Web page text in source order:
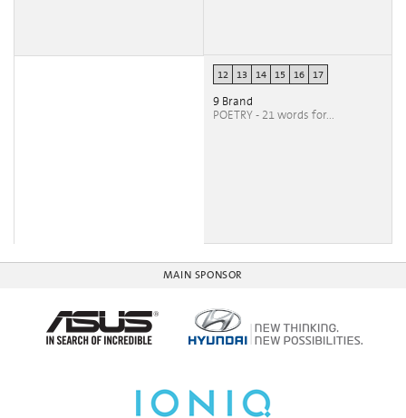
12 13 14 15 16 17
9 Brand
POETRY - 21 words for...
MAIN SPONSOR